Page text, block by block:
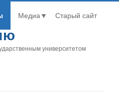
университетом
Медиа Старый сайт